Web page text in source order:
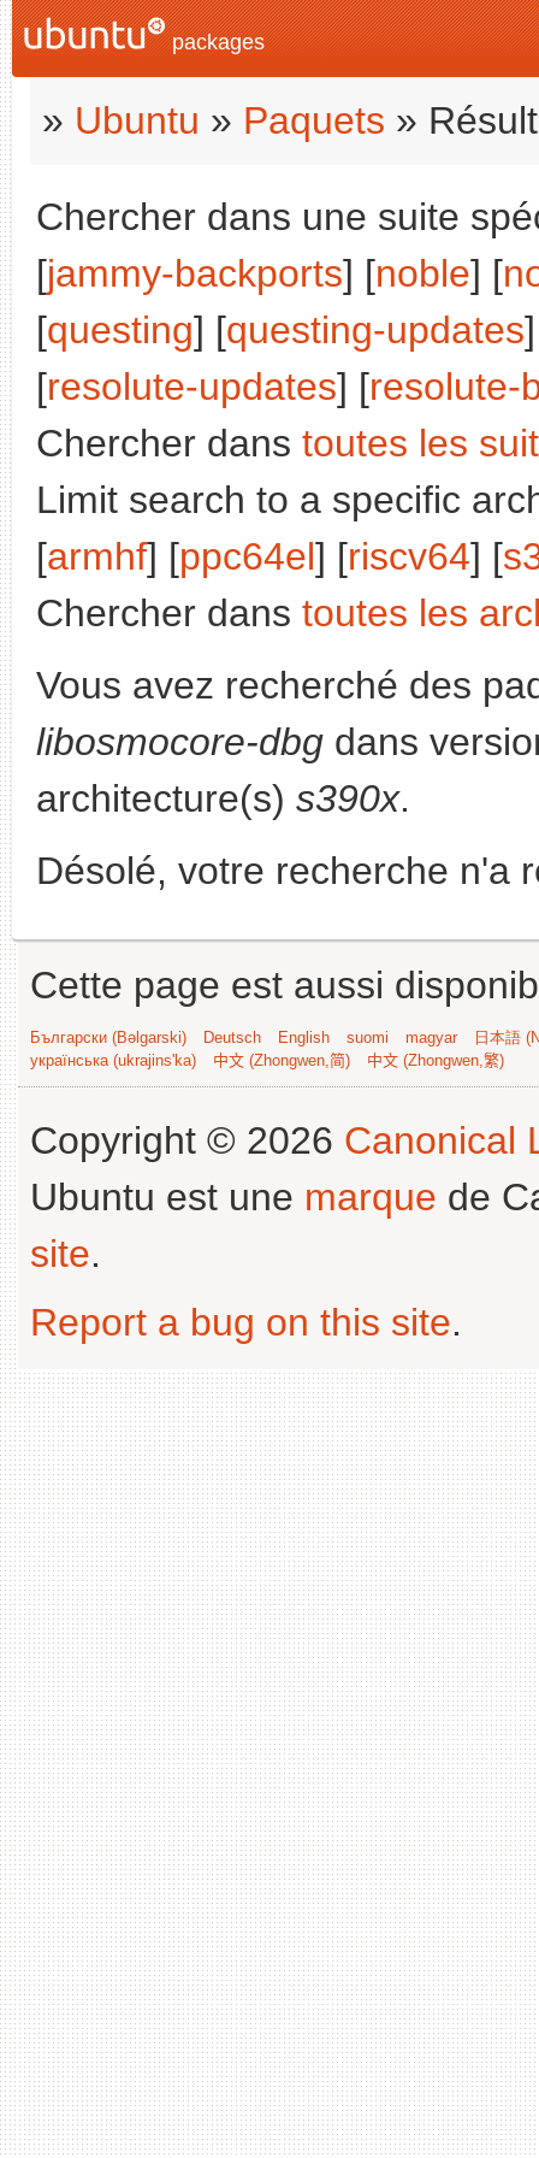
packages
» Ubuntu » Paquets »
Chercher dans une suite
[jammy-backports] [noble] [
[questing] [questing-updates
[resolute-updates] [resolute-
Chercher dans toutes les
Limit search to a specific
[armhf] [ppc64el] [riscv64] [
Chercher dans toutes les
Vous avez recherché des
libosmocore-dbg dans
architecture(s) s390x.
Désolé, votre recherche n'a
Cette page est aussi
Български (Bəlgarski) Deutsch English suomi magyar
日本語
українська (ukrajins'ka)
中文 (Zhongwen,简) 中文 (Zhongwen,繁)
Copyright © 2026 Canonical
Ubuntu est une marque de
site.
Report a bug on this site.